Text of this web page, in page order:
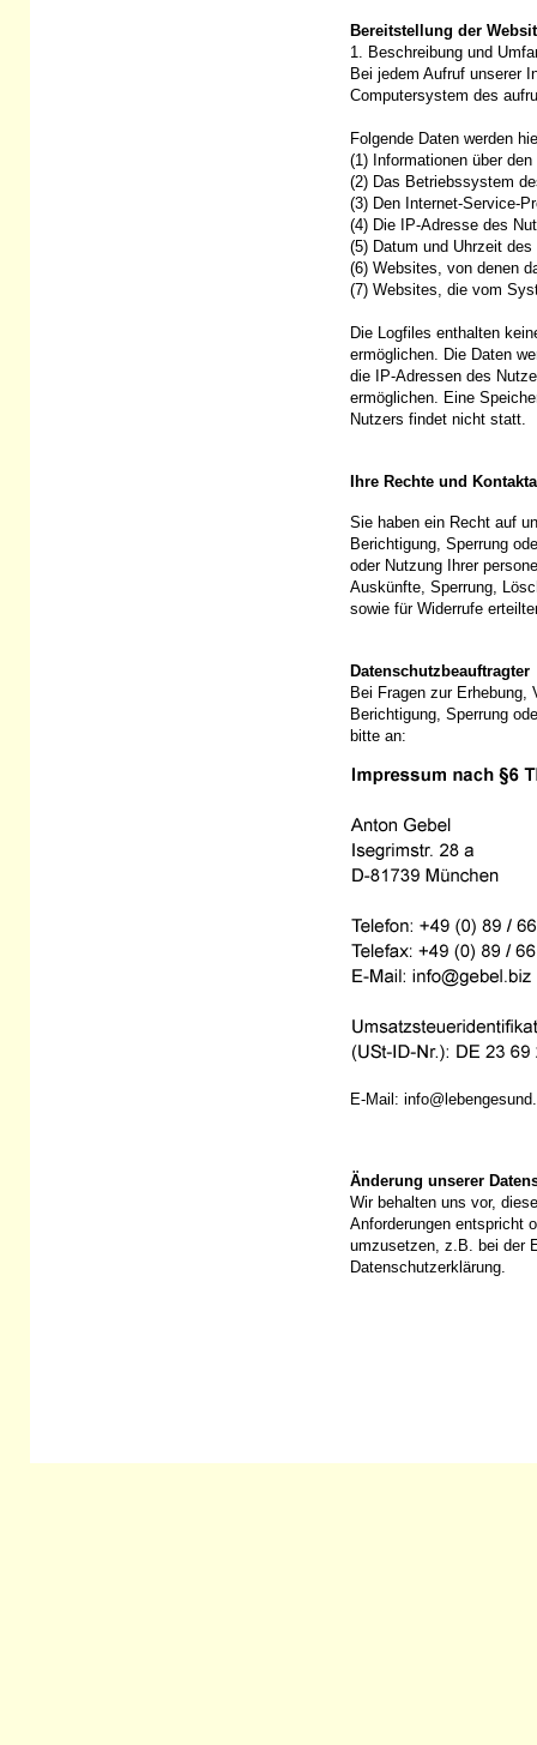
Bereitstellung der
1. Beschreibung und
Bei jedem Aufruf unserer
Computersystem des
Folgende Daten werden
(1) Informationen über
(2) Das Betriebssystem
(3) Den Internet-Service-
(4) Die IP-Adresse des
(5) Datum und Uhrzeit
(6) Websites, von denen
(7) Websites, die vom
Die Logfiles enthalten
ermöglichen. Die Daten
die IP-Adressen des
ermöglichen. Eine
Nutzers findet nicht statt.
Ihre Rechte und
Sie haben ein Recht auf
Berichtigung, Sperrung
oder Nutzung Ihrer
Auskünfte, Sperrung,
sowie für Widerrufe
Datenschutzbeauftragter
Bei Fragen zur Erhebung,
Berichtigung, Sperrung
bitte an:
E-Mail:
Änderung unserer
Wir behalten uns vor,
Anforderungen entspricht
umzusetzen, z.B. bei der
Datenschutzerklärung.